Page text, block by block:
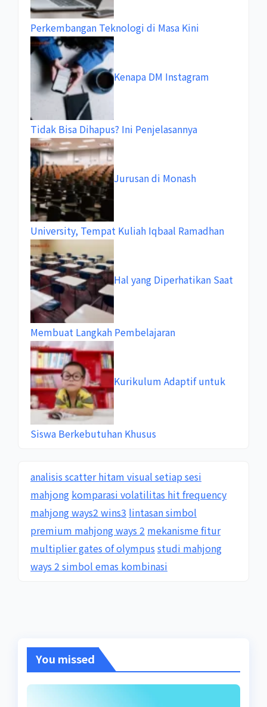
Perkembangan Teknologi di Masa Kini
Kenapa DM Instagram
Tidak Bisa Dihapus? Ini Penjelasannya
Jurusan di Monash
University, Tempat Kuliah Iqbaal Ramadhan
Hal yang Diperhatikan Saat
Membuat Langkah Pembelajaran
Kurikulum Adaptif untuk
Siswa Berkebutuhan Khusus
analisis scatter hitam visual setiap sesi
mahjong komparasi volatilitas hit frequency
mahjong ways2 wins3 lintasan simbol
premium mahjong ways 2 mekanisme fitur
multiplier gates of olympus studi mahjong
ways 2 simbol emas kombinasi
You missed